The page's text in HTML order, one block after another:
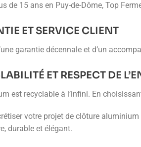
de 15 ans en Puy-de-Dôme, Top
ET SERVICE CLIENT
garantie décennale et d’un
ET RESPECT DE
est recyclable à l’infini. En
votre projet de clôture
durable et élégant.